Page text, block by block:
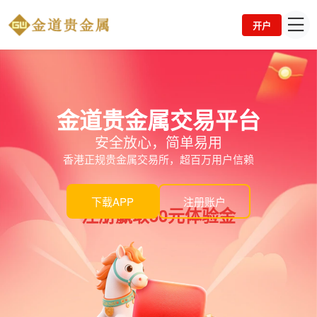
开户
金道贵金属交易平台
安全放心，简单易用
香港正规贵金属交易所，超百万用户信赖
下载APP 注册账户
注册赢取50元体验金